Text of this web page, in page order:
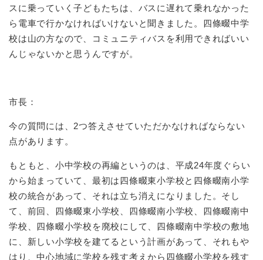
スに乗っていく子どもたちは、バスに遅れて乗れなかった
ら電車で行かなければいけないと聞きました。四條畷中学
校は山の方なので、コミュニティバスを利用できればいい
んじゃないかと思うんですが。
市長：
今の質問には、2つ答えさせていただかなければならない
点があります。
もともと、小中学校の再編というのは、平成24年度ぐらい
から始まっていて、最初は四條畷東小学校と四條畷南小学
校の統合があって、それは立ち消えになりました。そし
て、前回、四條畷東小学校、四條畷南小学校、四條畷南中
学校、四條畷小学校を廃校にして、四條畷南中学校の敷地
に、新しい小学校を建てるという計画があって、それもや
はり、中心地域に学校を残す考えから四條畷小学校を残す